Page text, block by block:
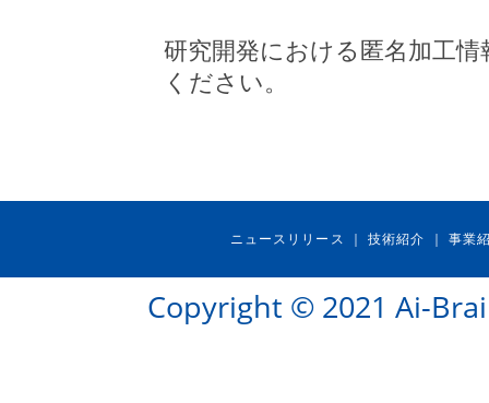
研究開発における匿名加工
ください。
ニュースリリース ｜技術紹介 事業
Copyright © 2021 Ai-